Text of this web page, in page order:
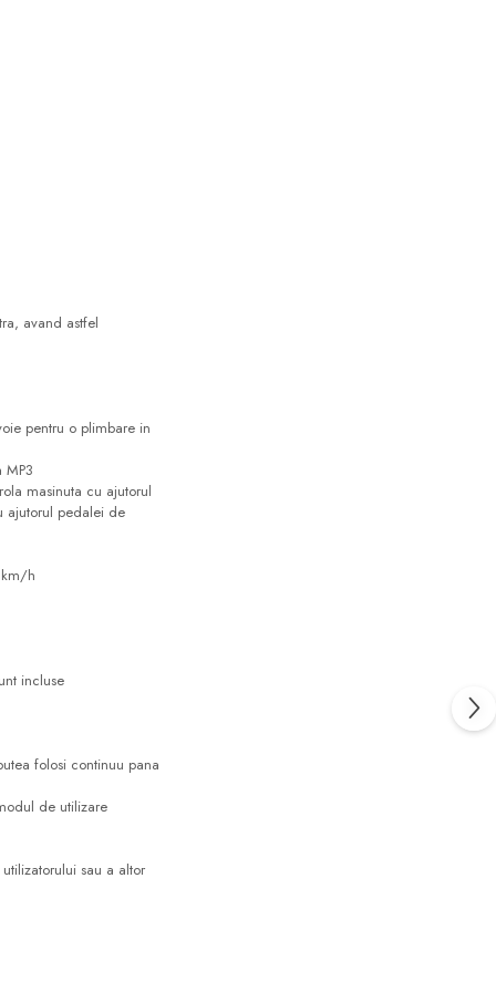
avand astfel
pentru o plimbare in
masinuta cu ajutorul
ajutorul pedalei de
h
incluse
folosi continuu pana
de utilizare
sau a altor